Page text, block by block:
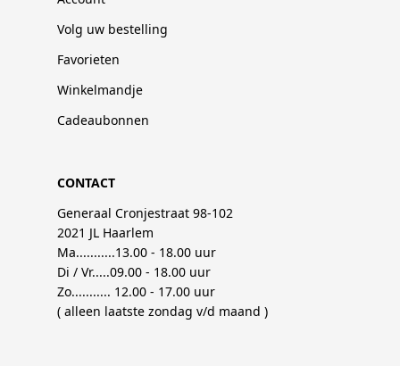
Volg uw bestelling
Favorieten
Winkelmandje
Cadeaubonnen
CONTACT
Generaal Cronjestraat 98-102
2021 JL Haarlem
Ma...........13.00 - 18.00 uur
Di / Vr.....09.00 - 18.00 uur
Zo........... 12.00 - 17.00 uur
( alleen laatste zondag v/d maand )